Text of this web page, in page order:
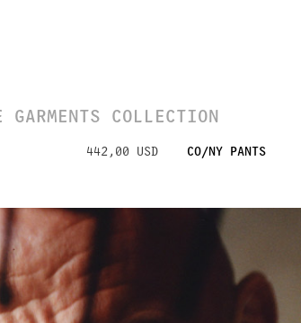
COLLECTION
442,00 USD CO/NY PANTS